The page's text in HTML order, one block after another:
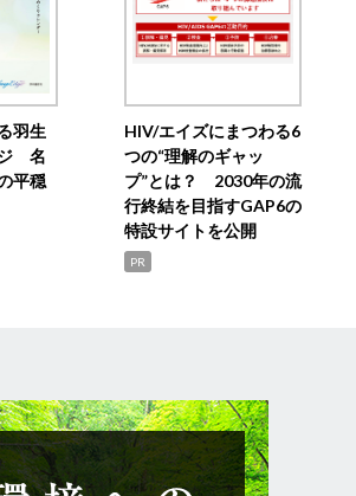
羽生
ジ 名
平穏
HIV/エイズにまつわる6
つの“理解のギャッ
プ”とは？ 2030年の流
行終結を目指すGAP6の
特設サイトを公開
PR